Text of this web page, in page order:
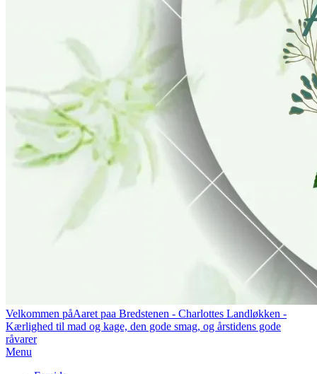
Velkommen påAaret paa Bredstenen - Charlottes Landløkken -
Kærlighed til mad og kage, den gode smag, og årstidens gode
råvarer
Primary
Menu